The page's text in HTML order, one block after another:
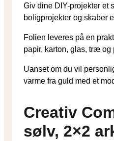
Giv dine DIY-projekter et
boligprojekter og skaber
Folien leveres på en
papir, karton, glas, træ
Uanset om du vil
varme fra guld med et
Creativ
sølv, 2×2